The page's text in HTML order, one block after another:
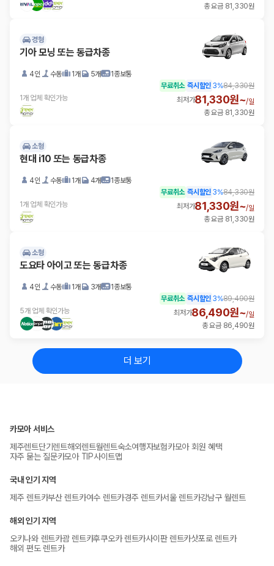
총 요금 81,330원
경형
기아 모닝 또는 동급차종
4인 수동 1개 5개 1종보통
1개 업체 확인가능
무료취소 즉시할인 3%84,330원
최저가81,330원~/일
총 요금 81,330원
소형
현대 i10 또는 동급차종
4인 수동 1개 4개 1종보통
1개 업체 확인가능
무료취소 즉시할인 3%84,330원
최저가81,330원~/일
총 요금 81,330원
소형
도요타 아이고 또는 동급차종
4인 수동 1개 3개 1종보통
5개 업체 확인가능
무료취소 즉시할인 3%89,490원
최저가86,490원~/일
총 요금 86,490원
더 보기
카모아 서비스
제주렌트단기렌트해외렌트월렌트숙소여행자보험카모아 회원 혜택
자주 묻는 질문카모아 TIP사이트맵
국내 인기 지역
제주 렌트카부산 렌트카여수 렌트카경주 렌트카서울 렌트카강남구 월렌트
해외 인기 지역
오키나와 렌트카괌 렌트카후쿠오카 렌트카사이판 렌트카삿포로 렌트카
해외 편도 렌트카